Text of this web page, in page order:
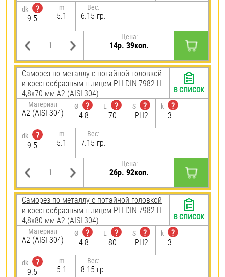
dk
?
9.5
m
5.1
Вес:
6.15 гр.
Цена:
14р. 39коп.
Саморез по металлу с потайной головкой
и крестообразным шлицем PH DIN 7982 H
4,8х70 мм А2 (AISI 304)
Материал
А2 (AISI 304)
Ø
?
4.8
L
?
70
S
?
PH2
k
?
3
dk
?
9.5
m
5.1
Вес:
7.15 гр.
Цена:
26р. 92коп.
В СПИСОК
Саморез по металлу с потайной головкой
и крестообразным шлицем PH DIN 7982 H
4,8х80 мм А2 (AISI 304)
Материал
А2 (AISI 304)
Ø
?
4.8
L
?
80
S
?
PH2
k
?
3
dk
?
9.5
m
5.1
Вес:
8.15 гр.
В СПИСОК